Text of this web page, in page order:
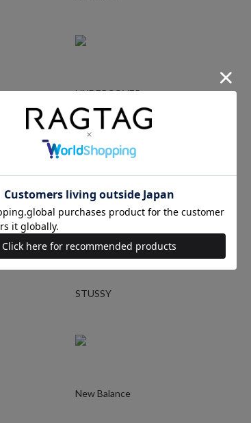
UNDERCOVER
Ralph Lauren
STUSSY
New Balance